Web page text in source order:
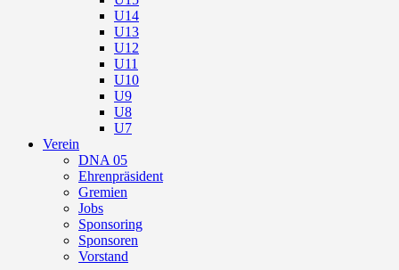
U14
U13
U12
U11
U10
U9
U8
U7
Verein
DNA 05
Ehrenpräsident
Gremien
Jobs
Sponsoring
Sponsoren
Vorstand